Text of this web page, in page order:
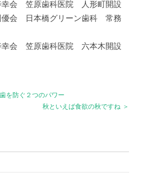
幸会 笠原歯科医院 人形町開設
優会 日本橋グリーン歯科 常務
幸会 笠原歯科医院 六本木開設
を防ぐ２つのパワー
秋といえば食欲の秋ですね ＞